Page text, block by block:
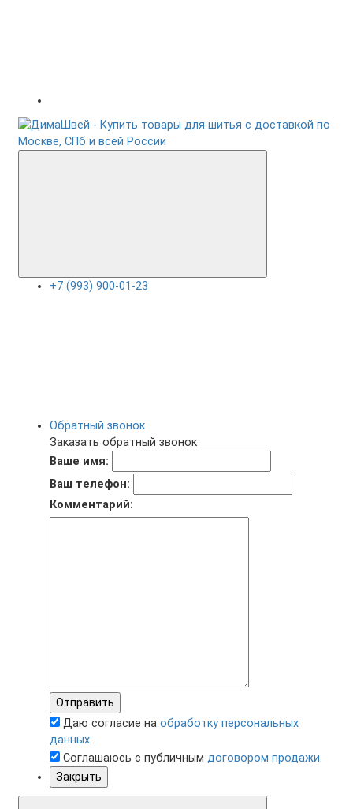
+7 (993) 900-01-23
Обратный звонок
Заказать обратный звонок
Ваше имя:
Ваш телефон:
Комментарий:
Отправить
Даю согласие на обработку персональных
данных.
Соглашаюсь с публичным договором продажи.
Закрыть